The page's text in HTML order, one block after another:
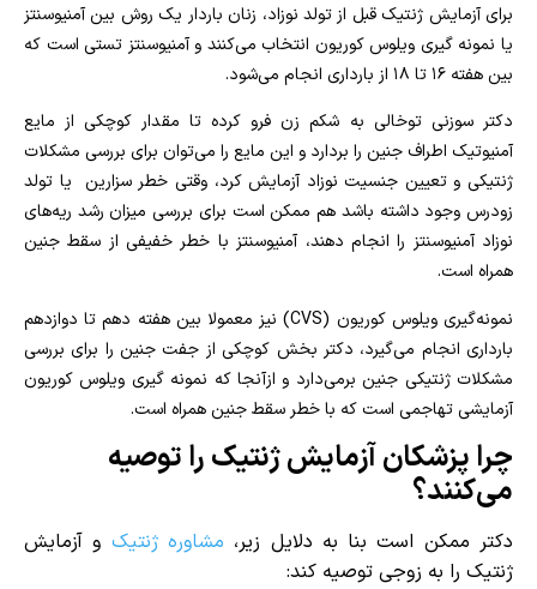
برای آزمایش ژنتیک قبل از تولد نوزاد، زنان باردار یک روش بین آمنیوسنتز
یا نمونه‌ گیری ویلوس کوریون انتخاب می‌کنند و آمنیوسنتز تستی است که
بین هفته ۱۶ تا ۱۸ از بارداری انجام می‌شود.
دکتر سوزنی توخالی به شکم زن فرو کرده تا مقدار کوچکی از مایع
آمنیوتیک اطراف جنین را بردارد و این مایع را می‌توان برای بررسی مشکلات
ژنتیکی و تعیین جنسیت نوزاد آزمایش کرد، وقتی خطر سزارین یا تولد
زودرس وجود داشته باشد هم ممکن است برای بررسی میزان رشد ریه‌های
نوزاد آمنیوسنتز را انجام دهند، آمنیوسنتز با خطر خفیفی از سقط‌ جنین
همراه است.
نمونه‌گیری ویلوس کوریون (CVS) نیز معمولا بین هفته دهم تا دوازدهم
بارداری انجام می‌گیرد، دکتر بخش کوچکی از جفت جنین را برای بررسی
مشکلات ژنتیکی جنین برمی‌دارد و ازآنجا که نمونه‌ گیری ویلوس کوریون
آزمایشی تهاجمی است که با خطر سقط‌ جنین همراه است.
چرا پزشکان آزمایش ژنتیک را توصیه
می‌کنند؟
دکتر ممکن است بنا به دلایل زیر، مشاوره ژنتیک و آزمایش
ژنتیک را به زوجی توصیه کند: